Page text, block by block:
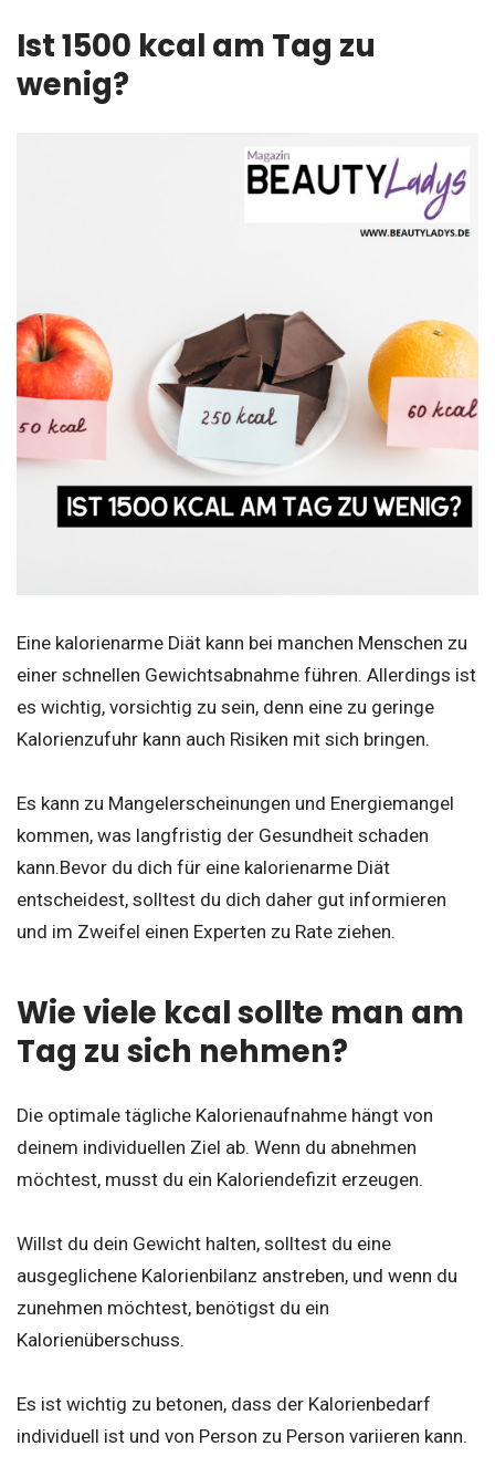
Ist 1500 kcal am Tag zu
wenig?
Eine kalorienarme Diät kann bei manchen Menschen zu
einer schnellen Gewichtsabnahme führen. Allerdings ist
es wichtig, vorsichtig zu sein, denn eine zu geringe
Kalorienzufuhr kann auch Risiken mit sich bringen.
Es kann zu Mangelerscheinungen und Energiemangel
kommen, was langfristig der Gesundheit schaden
kann.Bevor du dich für eine kalorienarme Diät
entscheidest, solltest du dich daher gut informieren
und im Zweifel einen Experten zu Rate ziehen.
Wie viele kcal sollte man am
Tag zu sich nehmen?
Die optimale tägliche Kalorienaufnahme hängt von
deinem individuellen Ziel ab. Wenn du abnehmen
möchtest, musst du ein Kaloriendefizit erzeugen.
Willst du dein Gewicht halten, solltest du eine
ausgeglichene Kalorienbilanz anstreben, und wenn du
zunehmen möchtest, benötigst du ein
Kalorienüberschuss.
Es ist wichtig zu betonen, dass der Kalorienbedarf
individuell ist und von Person zu Person variieren kann.